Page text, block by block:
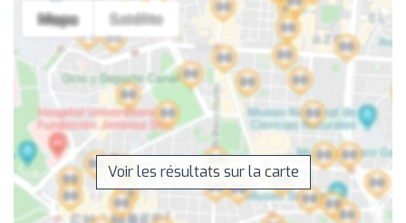
Voir les résultats sur la carte